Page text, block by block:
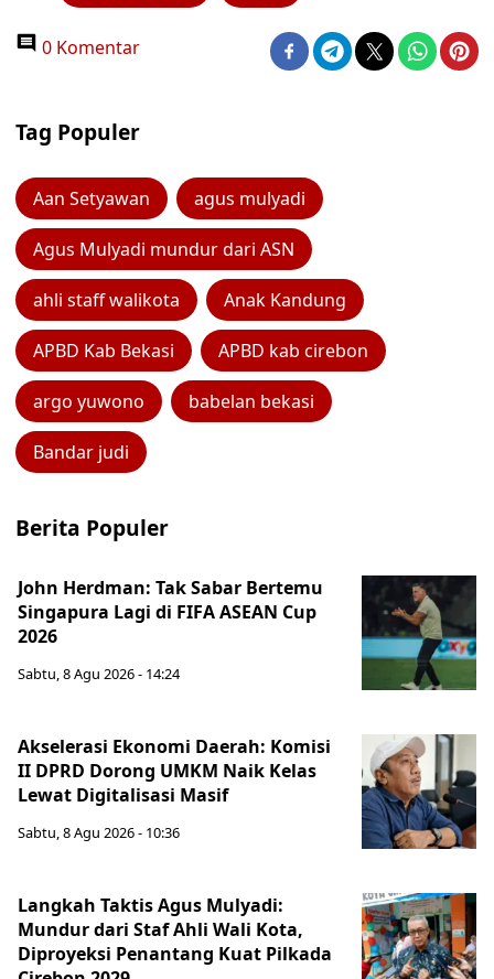
0 Komentar
Tag Populer
Aan Setyawan agus mulyadi
Agus Mulyadi mundur dari ASN
ahli staff walikota Anak Kandung
APBD Kab Bekasi APBD kab cirebon
argo yuwono babelan bekasi
Bandar judi
Berita Populer
John Herdman: Tak Sabar Bertemu
Singapura Lagi di FIFA ASEAN Cup
2026
Sabtu, 8 Agu 2026 - 14:24
Akselerasi Ekonomi Daerah: Komisi
II DPRD Dorong UMKM Naik Kelas
Lewat Digitalisasi Masif
Sabtu, 8 Agu 2026 - 10:36
Langkah Taktis Agus Mulyadi:
Mundur dari Staf Ahli Wali Kota,
Diproyeksi Penantang Kuat Pilkada